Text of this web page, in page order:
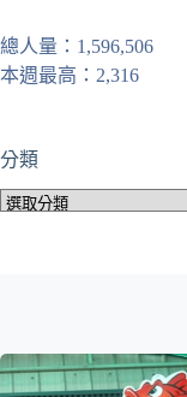
總人量：1,596,506
本週最高：2,316
分類
分